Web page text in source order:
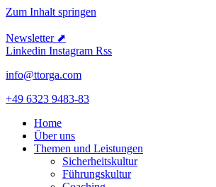
Zum Inhalt springen
Newsletter ⬈
Linkedin Instagram Rss
info@ttorga.com
+49 6323 9483-83
Home
Über uns
Themen und Leistungen
Sicher­heits­kultur
Führungs­kultur